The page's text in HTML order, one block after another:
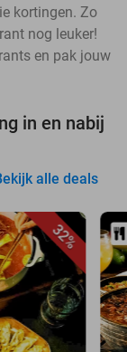
kortingen. Zo
nog leuker!
en pak jouw
in en nabij
alle deals
32%